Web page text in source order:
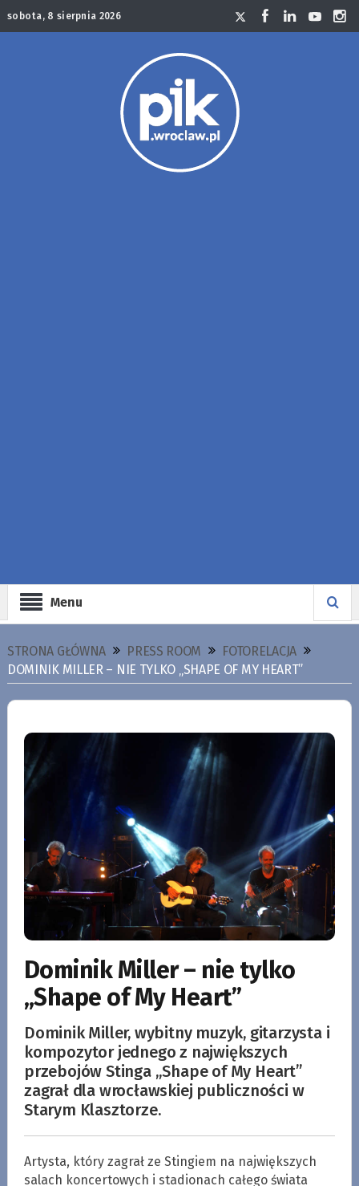
sobota, 8 sierpnia 2026
Menu
STRONA GŁÓWNA PRESS ROOM
FOTORELACJA
DOMINIK MILLER – NIE TYLKO „SHAPE OF MY HEART”
Dominik Miller – nie tylko
„Shape of My Heart”
Dominik Miller, wybitny muzyk, gitarzysta i
kompozytor jednego z największych
przebojów Stinga „Shape of My Heart”
zagrał dla wrocławskiej publiczności w
Starym Klasztorze.
Artysta, który zagrał ze Stingiem na największych
salach koncertowych i stadionach całego świata